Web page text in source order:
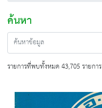
ค้นหา
รายการที่พบทั้งหมด 43,705 รายการ